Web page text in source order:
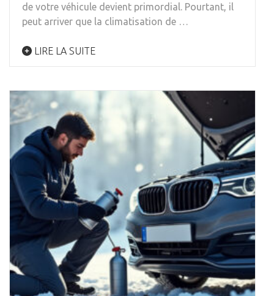
de votre véhicule devient primordial. Pourtant, il
peut arriver que la climatisation de …
LIRE LA SUITE